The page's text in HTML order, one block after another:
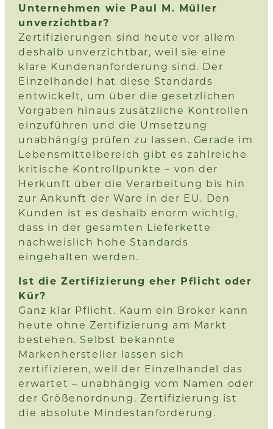
Unternehmen wie Paul M. Müller
unverzichtbar?
Zertifizierungen sind heute vor allem
deshalb unverzichtbar, weil sie eine
klare Kundenanforderung sind. Der
Einzelhandel hat diese Standards
entwickelt, um über die gesetzlichen
Vorgaben hinaus zusätzliche Kontrollen
einzuführen und die Umsetzung
unabhängig prüfen zu lassen. Gerade im
Lebensmittelbereich gibt es zahlreiche
kritische Kontrollpunkte – von der
Herkunft über die Verarbeitung bis hin
zur Ankunft der Ware in der EU. Den
Kunden ist es deshalb enorm wichtig,
dass in der gesamten Lieferkette
nachweislich hohe Standards
eingehalten werden.
Ist die Zertifizierung eher Pflicht oder
Kür?
Ganz klar Pflicht. Kaum ein Broker kann
heute ohne Zertifizierung am Markt
bestehen. Selbst bekannte
Markenhersteller lassen sich
zertifizieren, weil der Einzelhandel das
erwartet – unabhängig vom Namen oder
der Größenordnung. Zertifizierung ist
die absolute Mindestanforderung.